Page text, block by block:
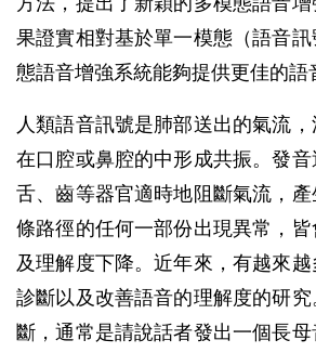
果證實相對基於單一模態（語音
態語音增強系統能夠提供更佳的語
人類語音訊號是肺部送出的氣流，
在口腔或鼻腔的中形成共振。發音
舌、齒等器官適時地阻斷氣流，
條路徑的任何一部份出現異常，
及理解度下降。近年來，有越來
診斷以及改善語音的理解度的研
斷，通常是請說話者發出一個長